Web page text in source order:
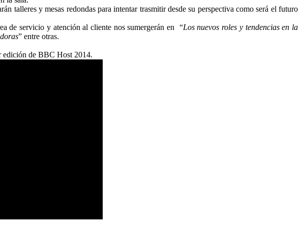
talleres y mesas redondas para intentar trasmitir desde su perspectiva como será el futuro
de servicio y atención al cliente nos sumergerán en “Los nuevos roles y tendencias en la
” entre otras.
edición de BBC Host 2014.